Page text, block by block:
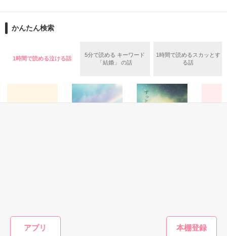
アプリ
絶対に叶えられない恋なのに
◆編集部オススメ：2023/12/5
選出いただきありがとうございます！
溺れるほどの愛情を注いでいく――。
2020.10.21～2020.11.30
かんたん検索
1時間で読める泣ける話
5分で読める キーワード
「結婚」 の話
1時間で読めるスカッとす
る話